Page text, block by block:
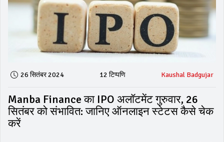
26 सितंबर 2024 12 टिप्पणि Kaushal Badgujar
Manba Finance का IPO अलॉटमेंट गुरुवार, 26
सितंबर को संभावित: जानिए ऑनलाइन स्टेटस कैसे चेक
करें